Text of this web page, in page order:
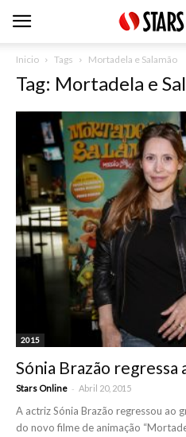
Inicio Tags Mortadela e Salamão
Tag: Mortadela e
2015
Sónia Brazão regressa
Stars Online - Abril 20, 2015
A actriz Sónia Brazão regressou ao
do novo filme de animação